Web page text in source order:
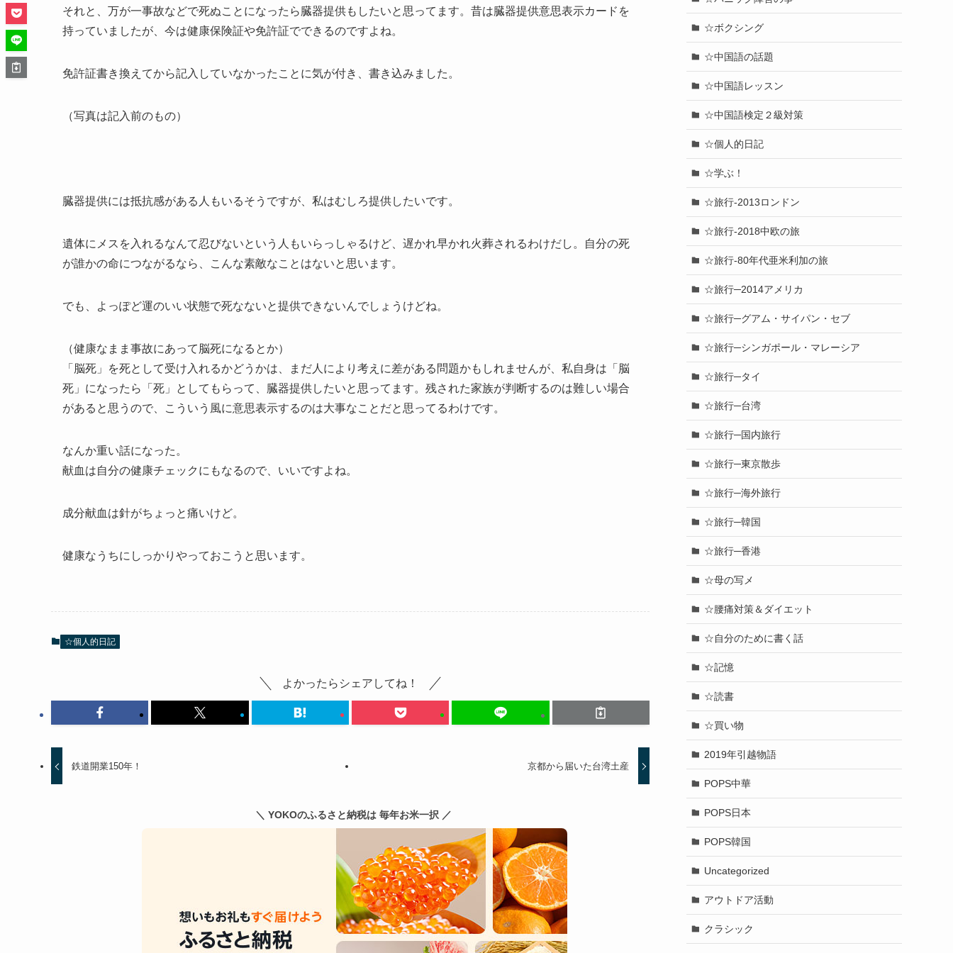
それと、万が一事故などで死ぬことになったら臓器提供もしたいと思ってます。昔は臓器提供意思表示カードを
持っていましたが、今は健康保険証や免許証でできるのですよね。
免許証書き換えてから記入していなかったことに気が付き、書き込みました。
（写真は記入前のもの）
臓器提供には抵抗感がある人もいるそうですが、私はむしろ提供したいです。
遺体にメスを入れるなんて忍びないという人もいらっしゃるけど、遅かれ早かれ火葬されるわけだし。自分の死
が誰かの命につながるなら、こんな素敵なことはないと思います。
でも、よっぽど運のいい状態で死なないと提供できないんでしょうけどね。
（健康なまま事故にあって脳死になるとか）
「脳死」を死として受け入れるかどうかは、まだ人により考えに差がある問題かもしれませんが、私自身は「脳
死」になったら「死」としてもらって、臓器提供したいと思ってます。残された家族が判断するのは難しい場合
があると思うので、こういう風に意思表示するのは大事なことだと思ってるわけです。
なんか重い話になった。
献血は自分の健康チェックにもなるので、いいですよね。
成分献血は針がちょっと痛いけど。
健康なうちにしっかりやっておこうと思います。
☆個人的日記
よかったらシェアしてね！
鉄道開業150年！ 京都から届いた台湾土産
＼ YOKOのふるさと納税は 毎年お米一択 ／
☆ボクシング
☆中国語の話題
☆中国語レッスン
☆中国語検定２級対策
☆個人的日記
☆学ぶ！
☆旅行-2013ロンドン
☆旅行-2018中欧の旅
☆旅行-80年代亜米利加の旅
☆旅行─2014アメリカ
☆旅行─グアム・サイパン・セブ
☆旅行─シンガポール・マレーシア
☆旅行─タイ
☆旅行─台湾
☆旅行─国内旅行
☆旅行─東京散歩
☆旅行─海外旅行
☆旅行─韓国
☆旅行─香港
☆母の写メ
☆腰痛対策＆ダイエット
☆自分のために書く話
☆記憶
☆読書
☆買い物
2019年引越物語
POPS中華
POPS日本
POPS韓国
Uncategorized
アウトドア活動
クラシック